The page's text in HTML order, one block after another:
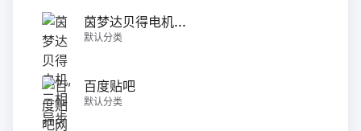
茵梦达贝得电机...
默认分类
百度贴吧
默认分类